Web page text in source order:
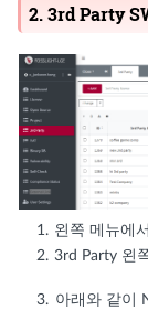
2. 3rd Party
왼쪽 메뉴에
3rd Party 왼
아래와 같이